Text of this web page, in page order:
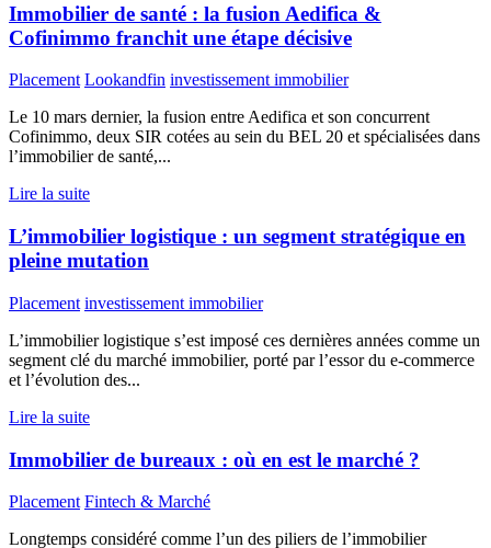
Immobilier de santé : la fusion Aedifica &
Cofinimmo franchit une étape décisive
Placement Lookandfin investissement immobilier
Le 10 mars dernier, la fusion entre Aedifica et son concurrent
Cofinimmo, deux SIR cotées au sein du BEL 20 et spécialisées dans
l’immobilier de santé,...
Lire la suite
L’immobilier logistique : un segment stratégique en
pleine mutation
Placement investissement immobilier
L’immobilier logistique s’est imposé ces dernières années comme un
segment clé du marché immobilier, porté par l’essor du e-commerce
et l’évolution des...
Lire la suite
Immobilier de bureaux : où en est le marché ?
Placement Fintech & Marché
Longtemps considéré comme l’un des piliers de l’immobilier